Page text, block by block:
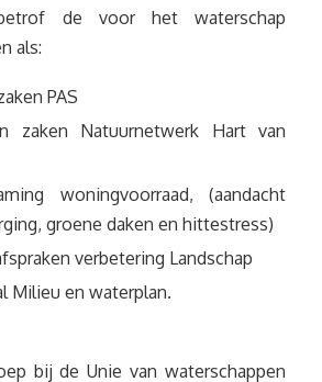
de voor het waterschap
als:
PAS
zaken Natuurnetwerk Hart van
woningvoorraad, (aandacht
groene daken en hittestress)
verbetering Landschap
Milieu en waterplan.
bij de Unie van waterschappen